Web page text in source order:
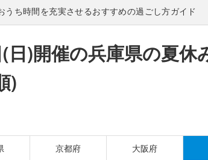
うち時間を充実させるおすすめの過ごし方ガイド
日)開催の兵庫県の夏休
)
京都府 大阪府